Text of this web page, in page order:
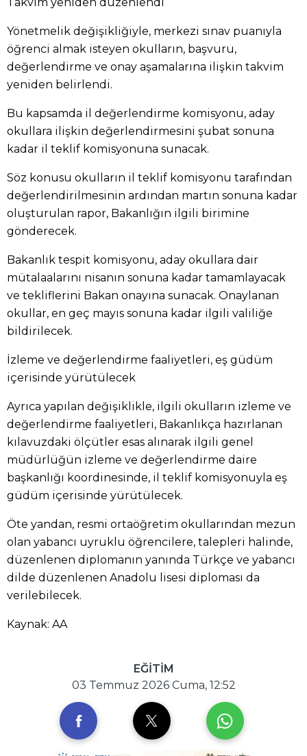
Takvim yeniden düzenlendi
Yönetmelik değişikliğiyle, merkezi sınav puanıyla
öğrenci almak isteyen okulların, başvuru,
değerlendirme ve onay aşamalarına ilişkin takvim
yeniden belirlendi.
Bu kapsamda il değerlendirme komisyonu, aday
okullara ilişkin değerlendirmesini şubat sonuna
kadar il teklif komisyonuna sunacak.
Söz konusu okulların il teklif komisyonu tarafından
değerlendirilmesinin ardından martın sonuna kadar
oluşturulan rapor, Bakanlığın ilgili birimine
gönderecek.
Bakanlık tespit komisyonu, aday okullara dair
mütalaalarını nisanın sonuna kadar tamamlayacak
ve tekliflerini Bakan onayına sunacak. Onaylanan
okullar, en geç mayıs sonuna kadar ilgili valiliğe
bildirilecek.
İzleme ve değerlendirme faaliyetleri, eş güdüm
içerisinde yürütülecek
Ayrıca yapılan değişiklikle, ilgili okulların izleme ve
değerlendirme faaliyetleri, Bakanlıkça hazırlanan
kılavuzdaki ölçütler esas alınarak ilgili genel
müdürlüğün izleme ve değerlendirme daire
başkanlığı koordinesinde, il teklif komisyonuyla eş
güdüm içerisinde yürütülecek.
Öte yandan, resmi ortaöğretim okullarından mezun
olan yabancı uyruklu öğrencilere, talepleri halinde,
düzenlenen diplomanın yanında Türkçe ve yabancı
dilde düzenlenen Anadolu lisesi diploması da
verilebilecek.
Kaynak: AA
EĞİTİM
03 Temmuz 2026 Cuma, 12:52